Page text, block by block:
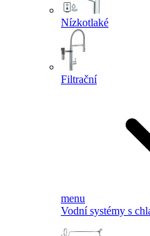
Nízkotlaké
Filtrační
menu
Vodní systémy s